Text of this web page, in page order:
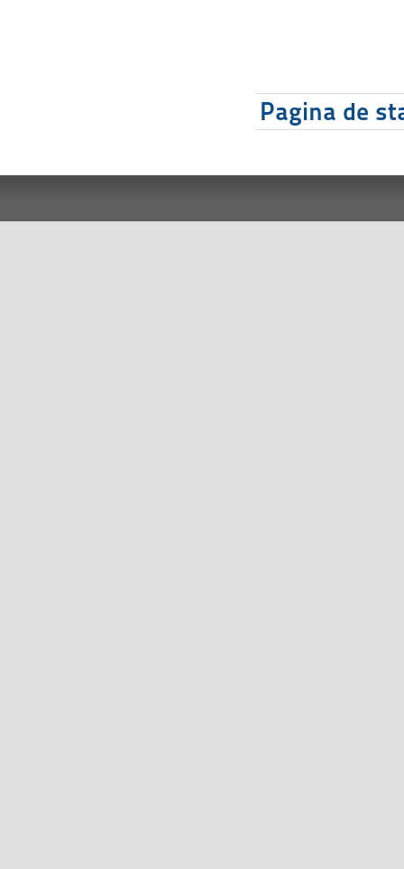
Pagina de